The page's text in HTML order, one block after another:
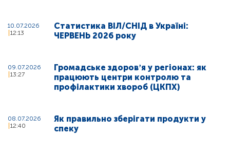
10.07.2026
12:13
Статистика ВІЛ/СНІД в Україні:
ЧЕРВЕНЬ 2026 року
09.07.2026
13:27
Громадське здоровʼя у регіонах: як
працюють центри контролю та
профілактики хвороб (ЦКПХ)
08.07.2026
12:40
Як правильно зберігати продукти у
спеку